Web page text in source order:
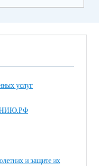
услуг
и защите их